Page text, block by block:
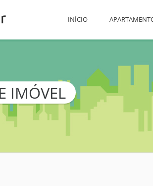
INÍCIO
IMÓVEL